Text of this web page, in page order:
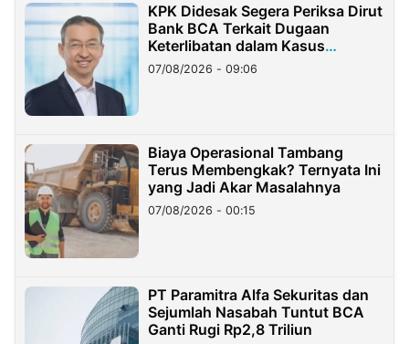
KPK Didesak Segera Periksa Dirut
Bank BCA Terkait Dugaan
Keterlibatan dalam Kasus
Hilangnya Dana Nasabah Rp2,58
Miliar
07/08/2026 - 09:06
Biaya Operasional Tambang
Terus Membengkak? Ternyata Ini
yang Jadi Akar Masalahnya
07/08/2026 - 00:15
PT Paramitra Alfa Sekuritas dan
Sejumlah Nasabah Tuntut BCA
Ganti Rugi Rp2,8 Triliun